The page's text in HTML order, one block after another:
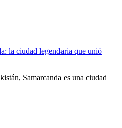
la ciudad legendaria que unió
Samarcanda es una ciudad